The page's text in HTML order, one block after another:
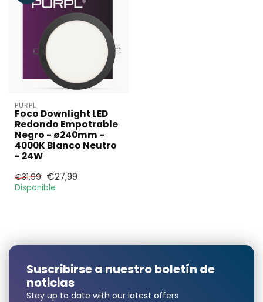
PURPL
Foco Downlight LED
Redondo Empotrable
Negro - ø240mm -
4000K Blanco Neutro
- 24W
€31,99 €27,99
Disponible
Suscribirse a nuestro boletín de
noticias
Stay up to date with our latest offers